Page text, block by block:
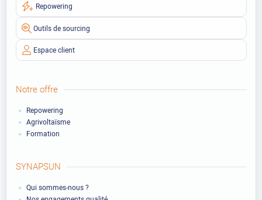
Repowering
Outils de sourcing
Espace client
Notre offre
Repowering
Agrivoltaïsme
Formation
SYNAPSUN
Qui sommes-nous ?